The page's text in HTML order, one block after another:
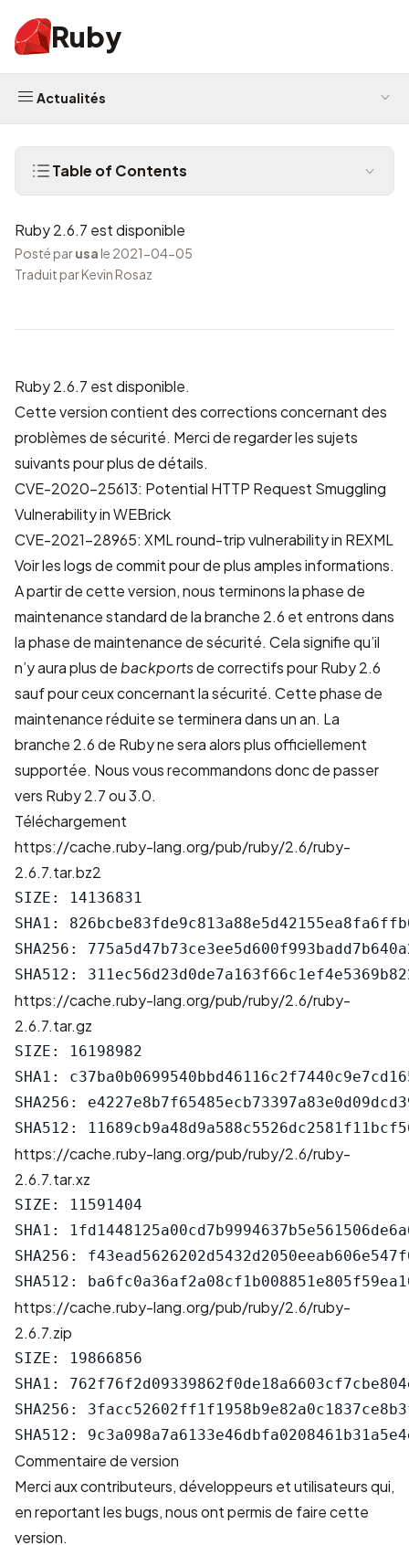
Ruby
Actualités
Table of Contents
Ruby 2.6.7 est disponible
Posté parusa le 2021-04-05
Traduit par Kevin Rosaz
Ruby 2.6.7 est disponible.
Cette version contient des corrections concernant des
problèmes de sécurité. Merci de regarder les sujets
suivants pour plus de détails.
CVE-2020-25613: Potential HTTP Request Smuggling
Vulnerability in WEBrick
CVE-2021-28965: XML round-trip vulnerability in REXML
Voir leslogs de commitpour de plus amples informations.
A partir de cette version, nous terminons la phase de
maintenance standard de la branche 2.6 et entrons dans
la phase de maintenance de sécurité. Cela signifie qu’il
n’y aura plus debackportsde correctifs pour Ruby 2.6
sauf pour ceux concernant la sécurité. Cette phase de
maintenance réduite se terminera dans un an. La
branche 2.6 de Ruby ne sera alors plus officiellement
supportée. Nous vous recommandons donc de passer
vers Ruby 2.7 ou 3.0.
Téléchargement
https://cache.ruby-lang.org/pub/ruby/2.6/ruby-
2.6.7.tar.bz2
SIZE: 14136831
SHA1:
SHA256:
https://cache.ruby-lang.org/pub/ruby/2.6/ruby-
2.6.7.tar.gz
SIZE: 16198982
SHA1:
SHA256:
https://cache.ruby-lang.org/pub/ruby/2.6/ruby-
2.6.7.tar.xz
SIZE: 11591404
SHA1:
SHA256:
https://cache.ruby-lang.org/pub/ruby/2.6/ruby-
2.6.7.zip
SIZE: 19866856
SHA1:
SHA256:
Commentaire de version
Merci aux contributeurs, développeurs et utilisateurs qui,
en reportant les bugs, nous ont permis de faire cette
version.